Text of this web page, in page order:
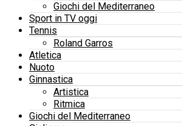
Giochi del Mediterraneo
Sport in TV oggi
Tennis
Roland Garros
Atletica
Nuoto
Ginnastica
Artistica
Ritmica
Giochi del Mediterraneo